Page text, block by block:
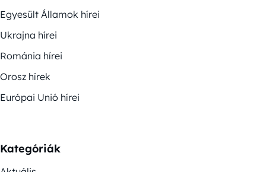
Egyesült Államok hírei
Ukrajna hírei
Románia hírei
Orosz hírek
Európai Unió hírei
Kategóriák